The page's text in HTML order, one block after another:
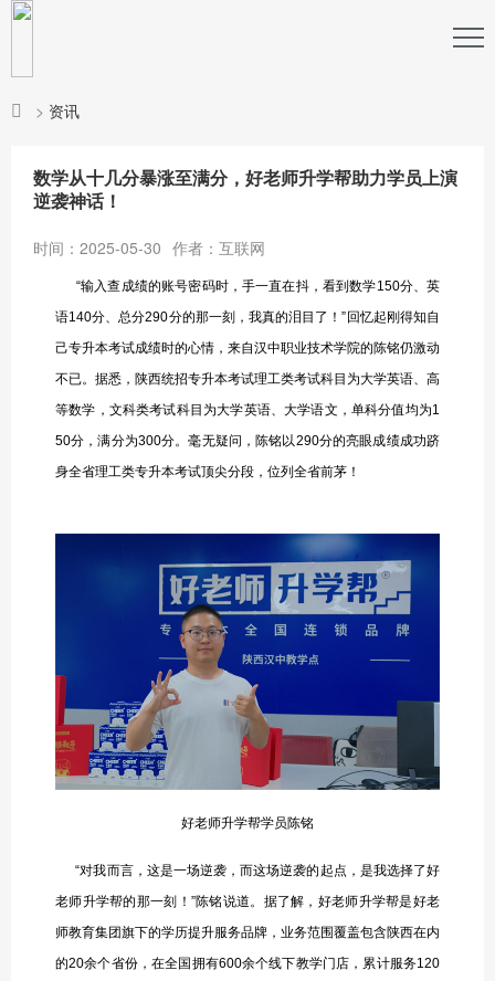
> 资讯
数学从十几分暴涨至满分，好老师升学帮助力学员上演
逆袭神话！
时间：2025-05-30 作者：互联网
“输入查成绩的账号密码时，手一直在抖，看到数学150分、英
语140分、总分290分的那一刻，我真的泪目了！”回忆起刚得知自
己专升本考试成绩时的心情，来自汉中职业技术学院的陈铭仍激动
不已。据悉，陕西统招专升本考试理工类考试科目为大学英语、高
等数学，文科类考试科目为大学英语、大学语文，单科分值均为1
50分，满分为300分。毫无疑问，陈铭以290分的亮眼成绩成功跻
身全省理工类专升本考试顶尖分段，位列全省前茅！
好老师升学帮学员陈铭
“对我而言，这是一场逆袭，而这场逆袭的起点，是我选择了好
老师升学帮的那一刻！”陈铭说道。据了解，好老师升学帮是好老
师教育集团旗下的学历提升服务品牌，业务范围覆盖包含陕西在内
的20余个省份，在全国拥有600余个线下教学门店，累计服务120